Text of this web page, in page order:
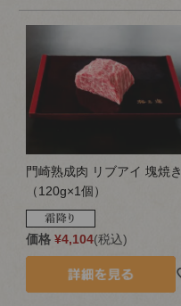
門崎熟成肉 リブアイ 塊焼き
（120g×1個）
価格 ¥4,104 税込